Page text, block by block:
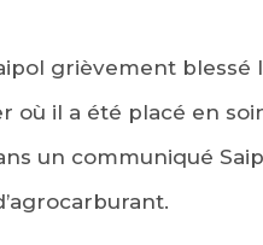
grièvement blessé
où il a été placé en
un communiqué